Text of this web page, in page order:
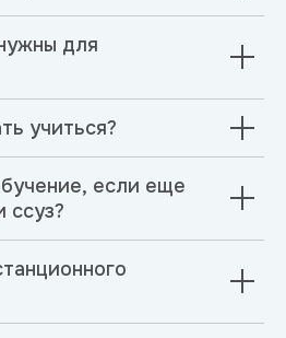
для
учиться?
если еще
ссуз?